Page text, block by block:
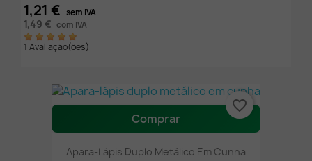
1,21 € sem IVA
1,49 € com IVA
1 Avaliação(ões)
Comprar
Apara-Lápis Duplo Metálico Em Cunha
favorite_border